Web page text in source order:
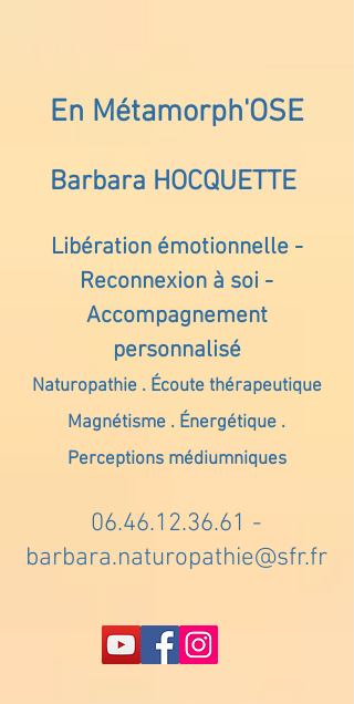
En Métamorph'OSE
Barbara HOCQUETTE
Libération émotionnelle -
Reconnexion à soi -
Accompagnement
personnalisé
Naturopathie . Écoute thérapeutique
Magnétisme . Énergétique .
Perceptions médiumniques
06.46.12.36.61 -
barbara.naturopathie@sfr.fr